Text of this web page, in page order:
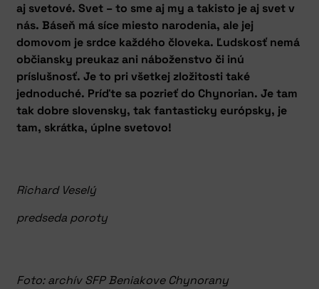
aj svetové. Svet – to sme aj my a takisto je aj svet v
nás. Báseň má síce miesto narodenia, ale jej
domovom je srdce každého človeka. Ľudskosť nemá
občiansky preukaz ani náboženstvo či inú
príslušnosť. Je to pri všetkej zložitosti také
jednoduché. Príďte sa pozrieť do Chynorian. Je tam
tak dobre slovensky, tak fantasticky európsky, je
tam, skrátka, úplne svetovo!
Richard Veselý
predseda poroty
Foto: archív SFP Beniakove Chynorany